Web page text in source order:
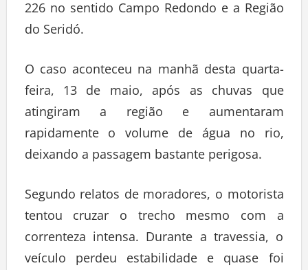
226 no sentido Campo Redondo e a Região
do Seridó.
O caso aconteceu na manhã desta quarta-
feira, 13 de maio, após as chuvas que
atingiram a região e aumentaram
rapidamente o volume de água no rio,
deixando a passagem bastante perigosa.
Segundo relatos de moradores, o motorista
tentou cruzar o trecho mesmo com a
correnteza intensa. Durante a travessia, o
veículo perdeu estabilidade e quase foi